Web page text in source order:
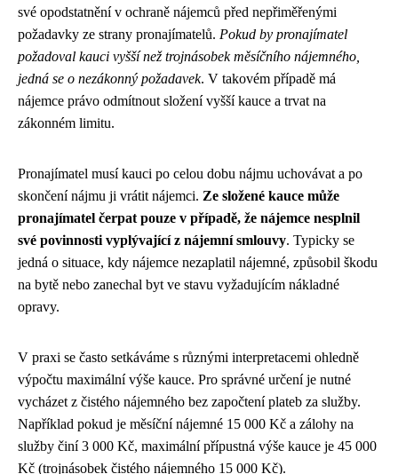
své opodstatnění v ochraně nájemců před nepřiměřenými
požadavky ze strany pronajímatelů. Pokud by pronajímatel
požadoval kauci vyšší než trojnásobek měsíčního nájemného,
jedná se o nezákonný požadavek. V takovém případě má
nájemce právo odmítnout složení vyšší kauce a trvat na
zákonném limitu.
Pronajímatel musí kauci po celou dobu nájmu uchovávat a po
skončení nájmu ji vrátit nájemci. Ze složené kauce může
pronajímatel čerpat pouze v případě, že nájemce nesplnil
své povinnosti vyplývající z nájemní smlouvy. Typicky se
jedná o situace, kdy nájemce nezaplatil nájemné, způsobil škodu
na bytě nebo zanechal byt ve stavu vyžadujícím nákladné
opravy.
V praxi se často setkáváme s různými interpretacemi ohledně
výpočtu maximální výše kauce. Pro správné určení je nutné
vycházet z čistého nájemného bez započtení plateb za služby.
Například pokud je měsíční nájemné 15 000 Kč a zálohy na
služby činí 3 000 Kč, maximální přípustná výše kauce je 45 000
Kč (trojnásobek čistého nájemného 15 000 Kč).